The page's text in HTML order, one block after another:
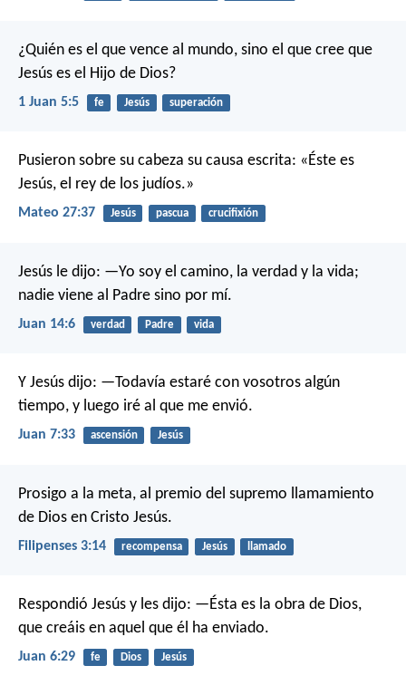
¿Quién es el que vence al mundo, sino el que cree que
Jesús es el Hijo de Dios?
1 Juan 5:5 fe Jesús superación
Pusieron sobre su cabeza su causa escrita: «Éste es
Jesús, el rey de los judíos.»
Mateo 27:37 Jesús pascua crucifixión
Jesús le dijo: —Yo soy el camino, la verdad y la vida;
nadie viene al Padre sino por mí.
Juan 14:6 verdad Padre vida
Y Jesús dijo: —Todavía estaré con vosotros algún
tiempo, y luego iré al que me envió.
Juan 7:33 ascensión Jesús
Prosigo a la meta, al premio del supremo llamamiento
de Dios en Cristo Jesús.
Filipenses 3:14 recompensa Jesús llamado
Respondió Jesús y les dijo: —Ésta es la obra de Dios,
que creáis en aquel que él ha enviado.
Juan 6:29 fe Dios Jesús